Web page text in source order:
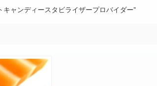
キャンディースタビライザープロバイダー"